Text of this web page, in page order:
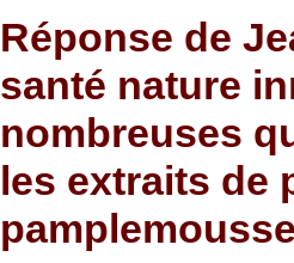
Réponse de
santé nature
nombreuses
les extraits de